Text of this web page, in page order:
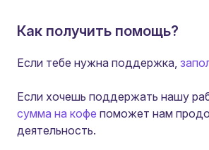
Как получить помощь?
Если тебе нужна поддержка,
Если хочешь поддержать нашу
сумма на кофе поможет нам
деятельность.